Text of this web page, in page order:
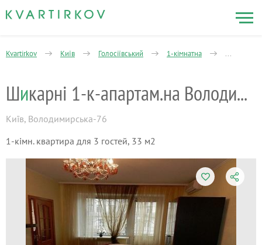
Kvartirkov Київ Голосіївський 1-кімнатна
Ши карні 1-к-апартам.на Володимирській
Київ, Володимирська-76
1-кімн. квартира для 3 гостей, 33 м2